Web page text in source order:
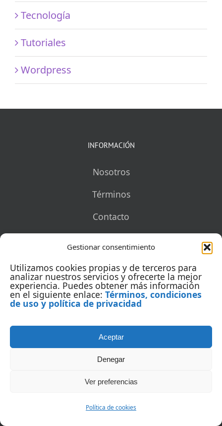
Gestionar consentimiento
Utilizamos cookies propias y de terceros para
analizar nuestros servicios y ofrecerte la mejor
experiencia. Puedes obtener más información
en el siguiente enlace: Términos, condiciones
de uso y política de privacidad
Aceptar
Denegar
Ver preferencias
Política de cookies
Tecnología
Tutoriales
Wordpress
INFORMACIÓN
Nosotros
Términos
Contacto
CONTENIDO
Marketing digital
Posicionamiento web
Redes sociales
SERVICIOS
Mentorías